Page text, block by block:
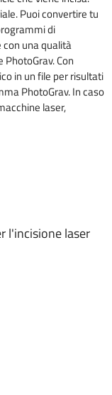
Puoi convertire tu
di
una qualità
Con
in un file per risultati
PhotoGrav. In caso
laser,
l'incisione laser